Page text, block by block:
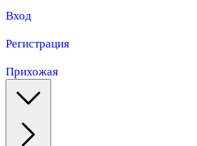
Вход
Регистрация
Прихожая